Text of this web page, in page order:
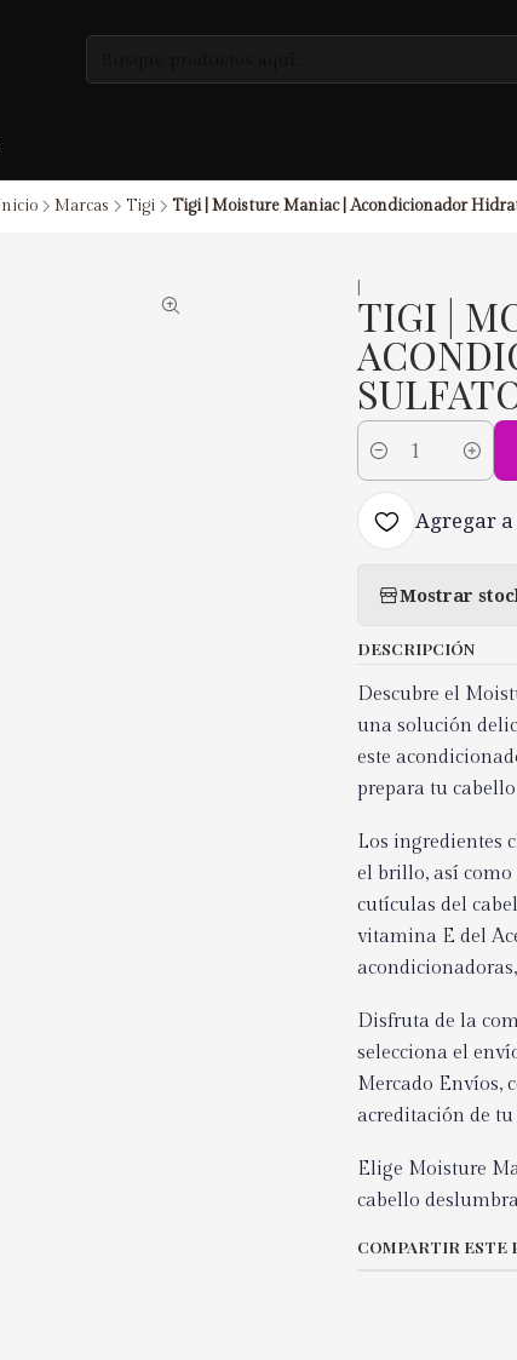
Marcas Tigi Tigi | Moisture Maniac | Acondicionador
TIGI |
Cantidad
Agregar
Mostrar
DESCRIPCIÓN
Descubre el
una solución
este
prepara tu
Los ingredientes
el brillo, así como
cutículas del
vitamina E del
Disfruta de la
selecciona el
Mercado Envíos,
acreditación de tu
Elige Moisture
cabello
COMPARTIR ESTE